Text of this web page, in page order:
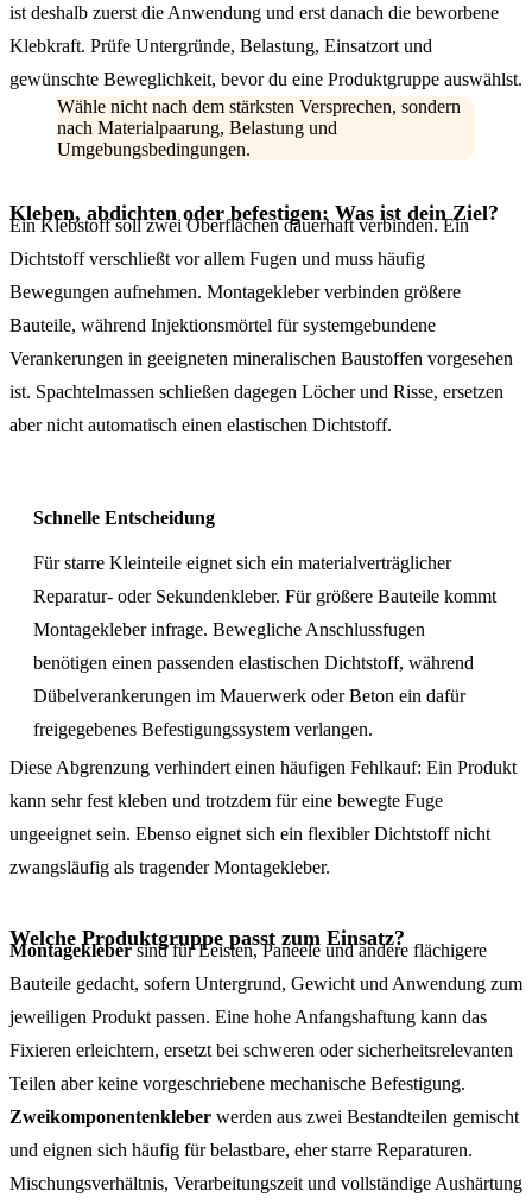
ist deshalb zuerst die Anwendung und erst danach die beworbene
Klebkraft. Prüfe Untergründe, Belastung, Einsatzort und
gewünschte Beweglichkeit, bevor du eine Produktgruppe auswählst.
Wähle nicht nach dem stärksten Versprechen, sondern
nach Materialpaarung, Belastung und
Umgebungsbedingungen.
Kleben, abdichten oder befestigen: Was ist dein Ziel?
Ein Klebstoff soll zwei Oberflächen dauerhaft verbinden. Ein
Dichtstoff verschließt vor allem Fugen und muss häufig
Bewegungen aufnehmen. Montagekleber verbinden größere
Bauteile, während Injektionsmörtel für systemgebundene
Verankerungen in geeigneten mineralischen Baustoffen vorgesehen
ist. Spachtelmassen schließen dagegen Löcher und Risse, ersetzen
aber nicht automatisch einen elastischen Dichtstoff.
Schnelle Entscheidung
Für starre Kleinteile eignet sich ein materialverträglicher
Reparatur- oder Sekundenkleber. Für größere Bauteile kommt
Montagekleber infrage. Bewegliche Anschlussfugen
benötigen einen passenden elastischen Dichtstoff, während
Dübelverankerungen im Mauerwerk oder Beton ein dafür
freigegebenes Befestigungssystem verlangen.
Diese Abgrenzung verhindert einen häufigen Fehlkauf: Ein Produkt
kann sehr fest kleben und trotzdem für eine bewegte Fuge
ungeeignet sein. Ebenso eignet sich ein flexibler Dichtstoff nicht
zwangsläufig als tragender Montagekleber.
Welche Produktgruppe passt zum Einsatz?
Montageklebersind für Leisten, Paneele und andere flächigere
Bauteile gedacht, sofern Untergrund, Gewicht und Anwendung zum
jeweiligen Produkt passen. Eine hohe Anfangshaftung kann das
Fixieren erleichtern, ersetzt bei schweren oder sicherheitsrelevanten
Teilen aber keine vorgeschriebene mechanische Befestigung.
Zweikomponentenkleber werden aus zwei Bestandteilen gemischt
und eignen sich häufig für belastbare, eher starre Reparaturen.
Mischungsverhältnis, Verarbeitungszeit und vollständige Aushärtung